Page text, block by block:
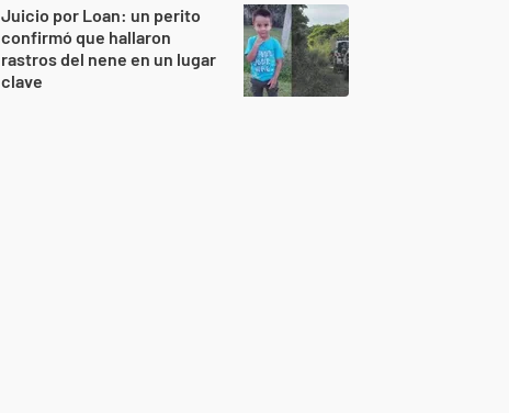
Juicio por Loan: un perito
confirmó que hallaron
rastros del nene en un lugar
clave